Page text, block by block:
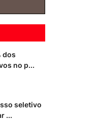
dos
no p...
seletivo
...